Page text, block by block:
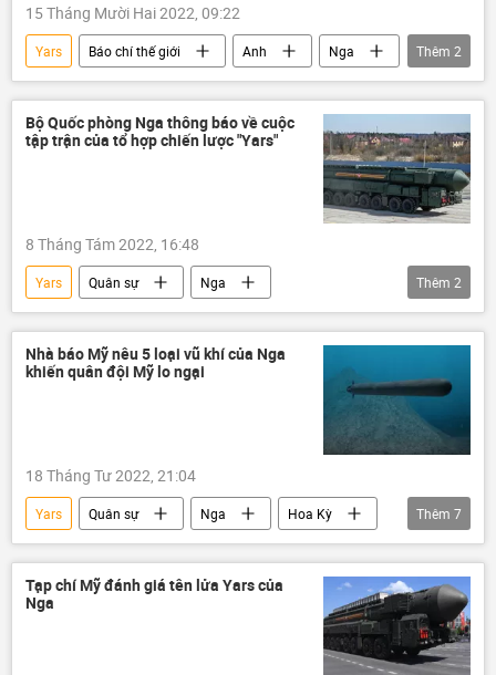
15 Tháng Mười Hai 2022, 09:22
Yars Báo chí thế giới Anh
Nga
Quân sự
phương Tây
Thêm 2
Bộ Quốc phòng Nga thông báo về cuộc
tập trận của tổ hợp chiến lược "Yars"
8 Tháng Tám 2022, 16:48
Yars Quân sự
Nga
cuộc tập trận
tổ hợp Yars
Thêm 2
Nhà báo Mỹ nêu 5 loại vũ khí của Nga
khiến quân đội Mỹ lo ngại
18 Tháng Tư 2022, 21:04
Yars Quân sự Nga
Hoa Kỳ
Mi-28NM
Pantsir-S1
S-400
Poseidon
Quân đội Nga
quân đội Mỹ
Thêm 7
Tạp chí Mỹ đánh giá tên lửa Yars của
Nga